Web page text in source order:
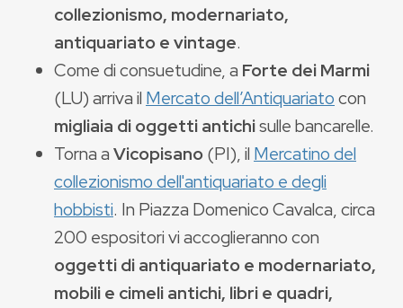
collezionismo, modernariato,
antiquariato e vintage.
Come di consuetudine, a Forte dei Marmi
(LU) arriva il Mercato dell’Antiquariatocon
migliaia di oggetti antichisulle bancarelle.
TornaaVicopisano(PI), il Mercatino del
collezionismo dell'antiquariato e degli
hobbisti. In Piazza Domenico Cavalca, circa
200 espositori vi accoglieranno con
oggetti di antiquariato e modernariato,
mobili e cimeli antichi, libri e quadri,